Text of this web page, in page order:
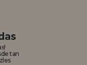
tan